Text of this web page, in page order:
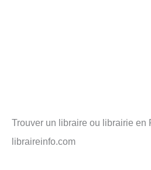
Trouver un libraire ou librairie en
libraireinfo.com